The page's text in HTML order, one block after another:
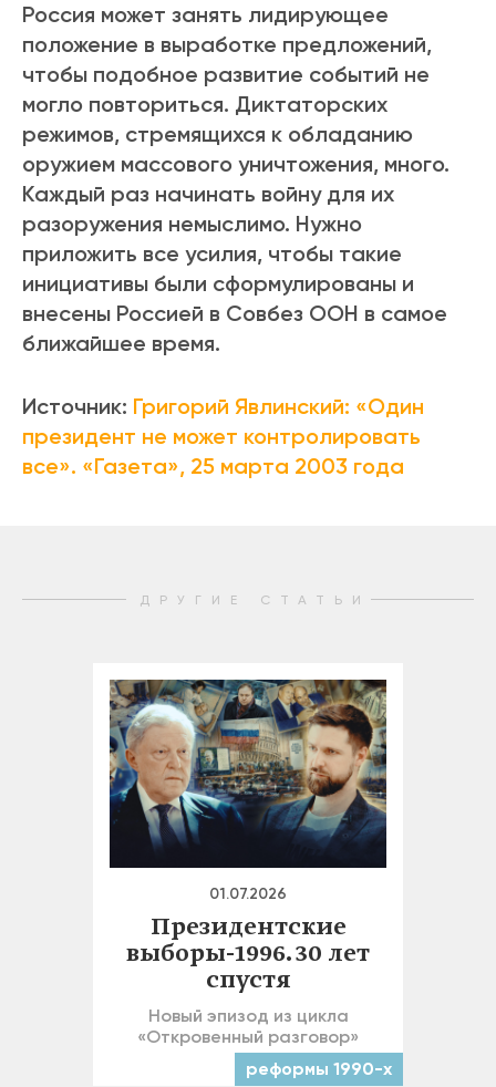
Россия может занять лидирующее
положение в выработке предложений,
чтобы подобное развитие событий не
могло повториться. Диктаторских
режимов, стремящихся к обладанию
оружием массового уничтожения, много.
Каждый раз начинать войну для их
разоружения немыслимо. Нужно
приложить все усилия, чтобы такие
инициативы были сформулированы и
внесены Россией в Совбез ООН в самое
ближайшее время.
Источник: Григорий Явлинский: «Один
президент не может контролировать
все». «Газета», 25 марта 2003 года
ДРУГИЕ СТАТЬИ
01.07.2026
Президентские
выборы-1996. 30 лет
спустя
Новый эпизод из цикла
«Откровенный разговор»
реформы 1990-х